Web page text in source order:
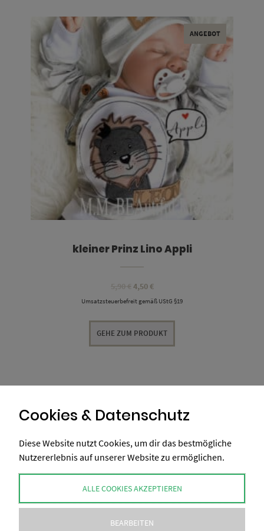
ANGEBOT
kleiner Prinz Lino Appli
Ursprünglicher
Preis
war:
4,50€Aktueller
ist:
Umsatzsteuerbefreit gemäß UStG §19
GEHE ZUM PRODUKT
Cookies & Datenschutz
Diese Website nutzt Cookies, um dir das bestmögliche
Nutzererlebnis auf unserer Website zu ermöglichen.
ALLE COOKIES AKZEPTIEREN
BEARBEITEN